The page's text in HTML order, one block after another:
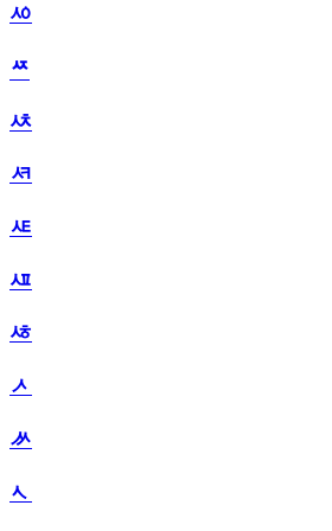
ᄵ
ᄶ
ᄷ
ᄸ
ᄹ
ᄺ
ᄻ
ᄼ
ᄽ
ᄾ